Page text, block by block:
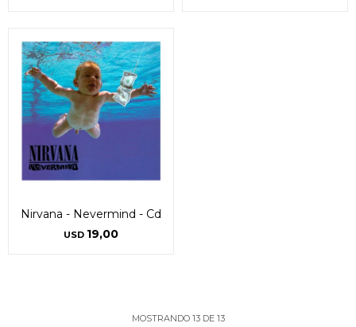
Nirvana - Nevermind - Cd
USD 19,00
MOSTRANDO 13DE 13